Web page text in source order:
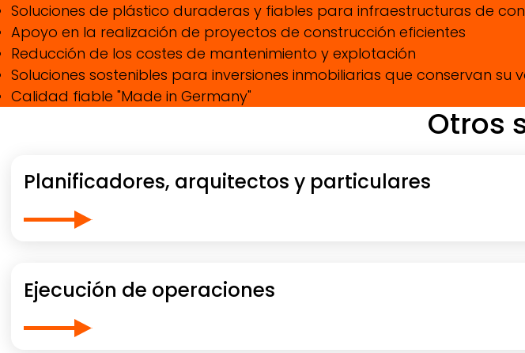
Soluciones de plástico duraderas y fiables para infraestructuras de
Apoyo en la realización de proyectos de construcción eficientes
Reducción de los costes de mantenimiento y explotación
Soluciones sostenibles para inversiones inmobiliarias que conservan su
Calidad fiable "Made in Germany"
Otros
Planificadores, arquitectos y particulares
Ejecución de operaciones